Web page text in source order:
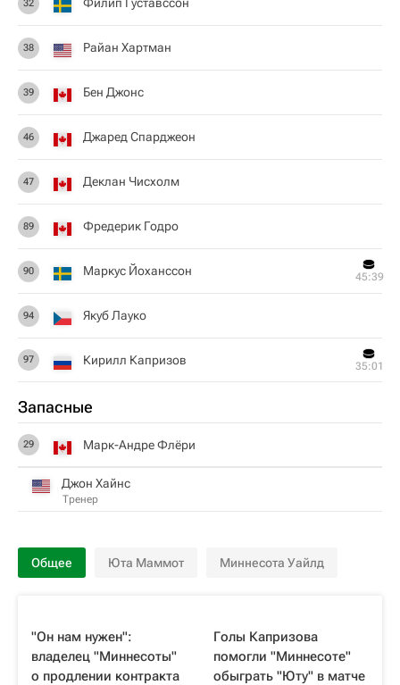
32
38 Райан Хартман
39 Бен Джонс
46 Джаред Спарджеон
47 Деклан Чисхолм
89 Фредерик Годро
90 Маркус Йоханссон 45:39
94 Якуб Лауко
97 Кирилл Капризов 35:01
Запасные
29 Марк-Андре Флёри
Джон Хайнс
Тренер
Общее Юта Маммот Миннесота Уайлд
"Он нам нужен":
владелец "Миннесоты"
о продлении контракта
Голы Капризова
помогли "Миннесоте"
обыграть "Юту" в матче